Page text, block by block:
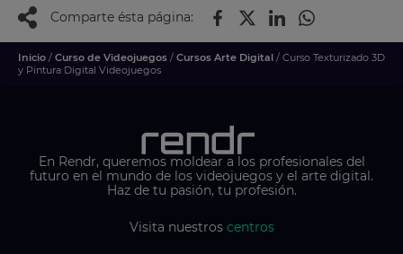
Comparte ésta página:
Inicio / Curso de Videojuegos / Cursos Arte Digital / Curso Texturizado 3D
y Pintura Digital Videojuegos
En Rendr, queremos moldear a los profesionales del
futuro en el mundo de los videojuegos y el arte digital.
Haz de tu pasión, tu profesión.
Visita nuestros centros